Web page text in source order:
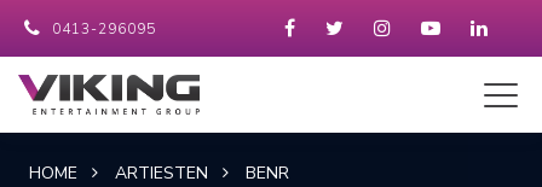
0413-296095
HOME ARTIESTEN BENR